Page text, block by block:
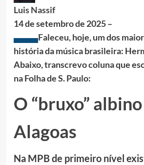
Luis Nassif
14 de setembro de 2025 –
Faleceu, hoje, um dos
história da música brasileira:
Abaixo, transcrevo coluna que
na Folha de S. Paulo:
O “bruxo”
Alagoas
Na MPB de primeiro nível